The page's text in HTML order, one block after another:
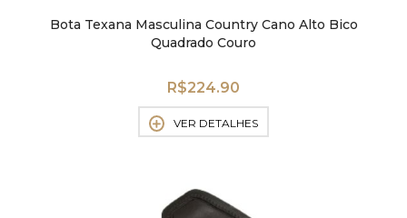
Bota Texana Masculina Country Cano Alto Bico
Quadrado Couro
R$224.90
VER DETALHES